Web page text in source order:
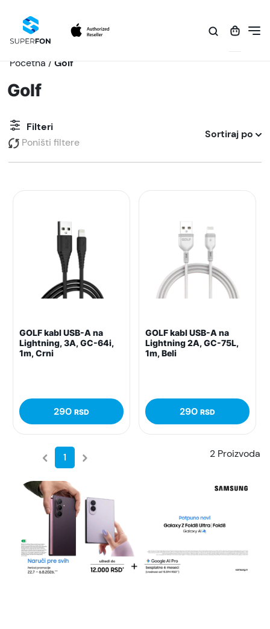
Početna / Golf
Golf
Filteri
Poništi filtere
Sortiraj po
GOLF kabl USB-A na
Lightning, 3A, GC-64i,
1m, Crni
290 RSD
GOLF kabl USB-A na
Lightning 2A, GC-75L,
1m, Beli
290 RSD
1 2 Proizvoda